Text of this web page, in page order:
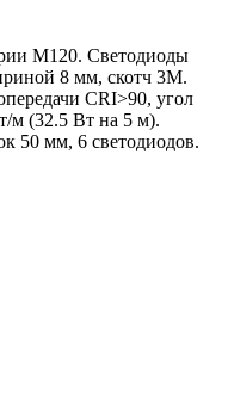
M120. Светодиоды
8 мм, скотч 3M.
CRI>90, угол
м (32.5 Вт на 5 м).
50 мм, 6 светодиодов.